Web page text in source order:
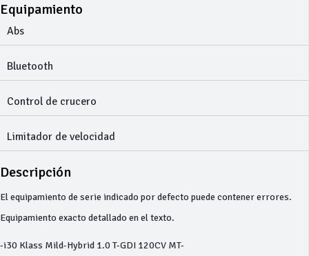
Equipamiento
Abs
Bluetooth
Control de crucero
Limitador de velocidad
Descripción
El equipamiento de serie indicado por defecto puede contener errores.
Equipamiento exacto detallado en el texto.
-i30 Klass Mild-Hybrid 1.0 T-GDI 120CV MT-